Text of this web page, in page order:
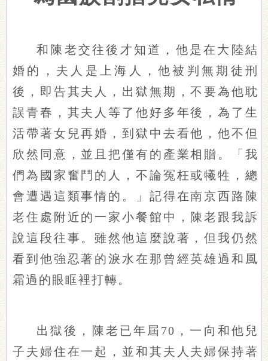
和陳老交往後才知道，他是在大陸結
婚的，夫人是上海人，他被判無期徒刑
後，即告其夫人，出獄無期，不要為他耽
誤青春，其夫人等了他好多年後，為了生
活帶著女兒再婚，到獄中去看他，他不但
欣然同意，並且把僅有的產業相贈。「我
們為國家奮鬥的人，不論冤枉或犧牲，總
會遭遇這類事情的。」記得在南京西路陳
老住處附近的一家小餐館中，陳老跟我訴
說這段往事。雖然他這麼說著，但我仍然
看到他強忍著的淚水在那曾經英雄過和風
霜過的眼眶裡打轉。
出獄後，陳老已年屆70，一向和他兒
子夫婦住在一起，並和其夫人夫婦保持著